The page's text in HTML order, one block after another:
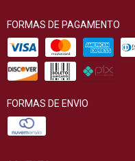
FORMAS DE PAGAMENTO
FORMAS DE ENVIO